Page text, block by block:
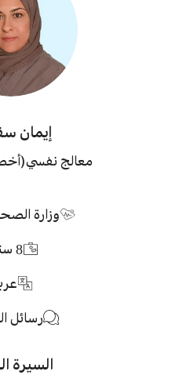
إيمان
معالج نفسي
وزارة
8
رسائل
السيرة